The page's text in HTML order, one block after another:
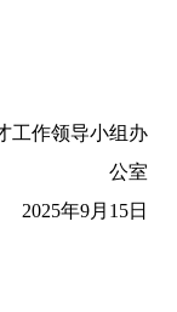
工作领导小组办
公室
年9月 15日